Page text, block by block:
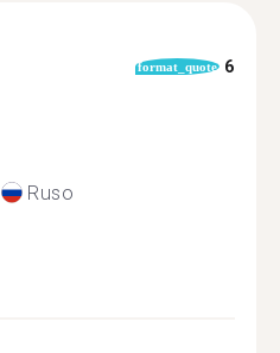
format_quote 6
Ruso